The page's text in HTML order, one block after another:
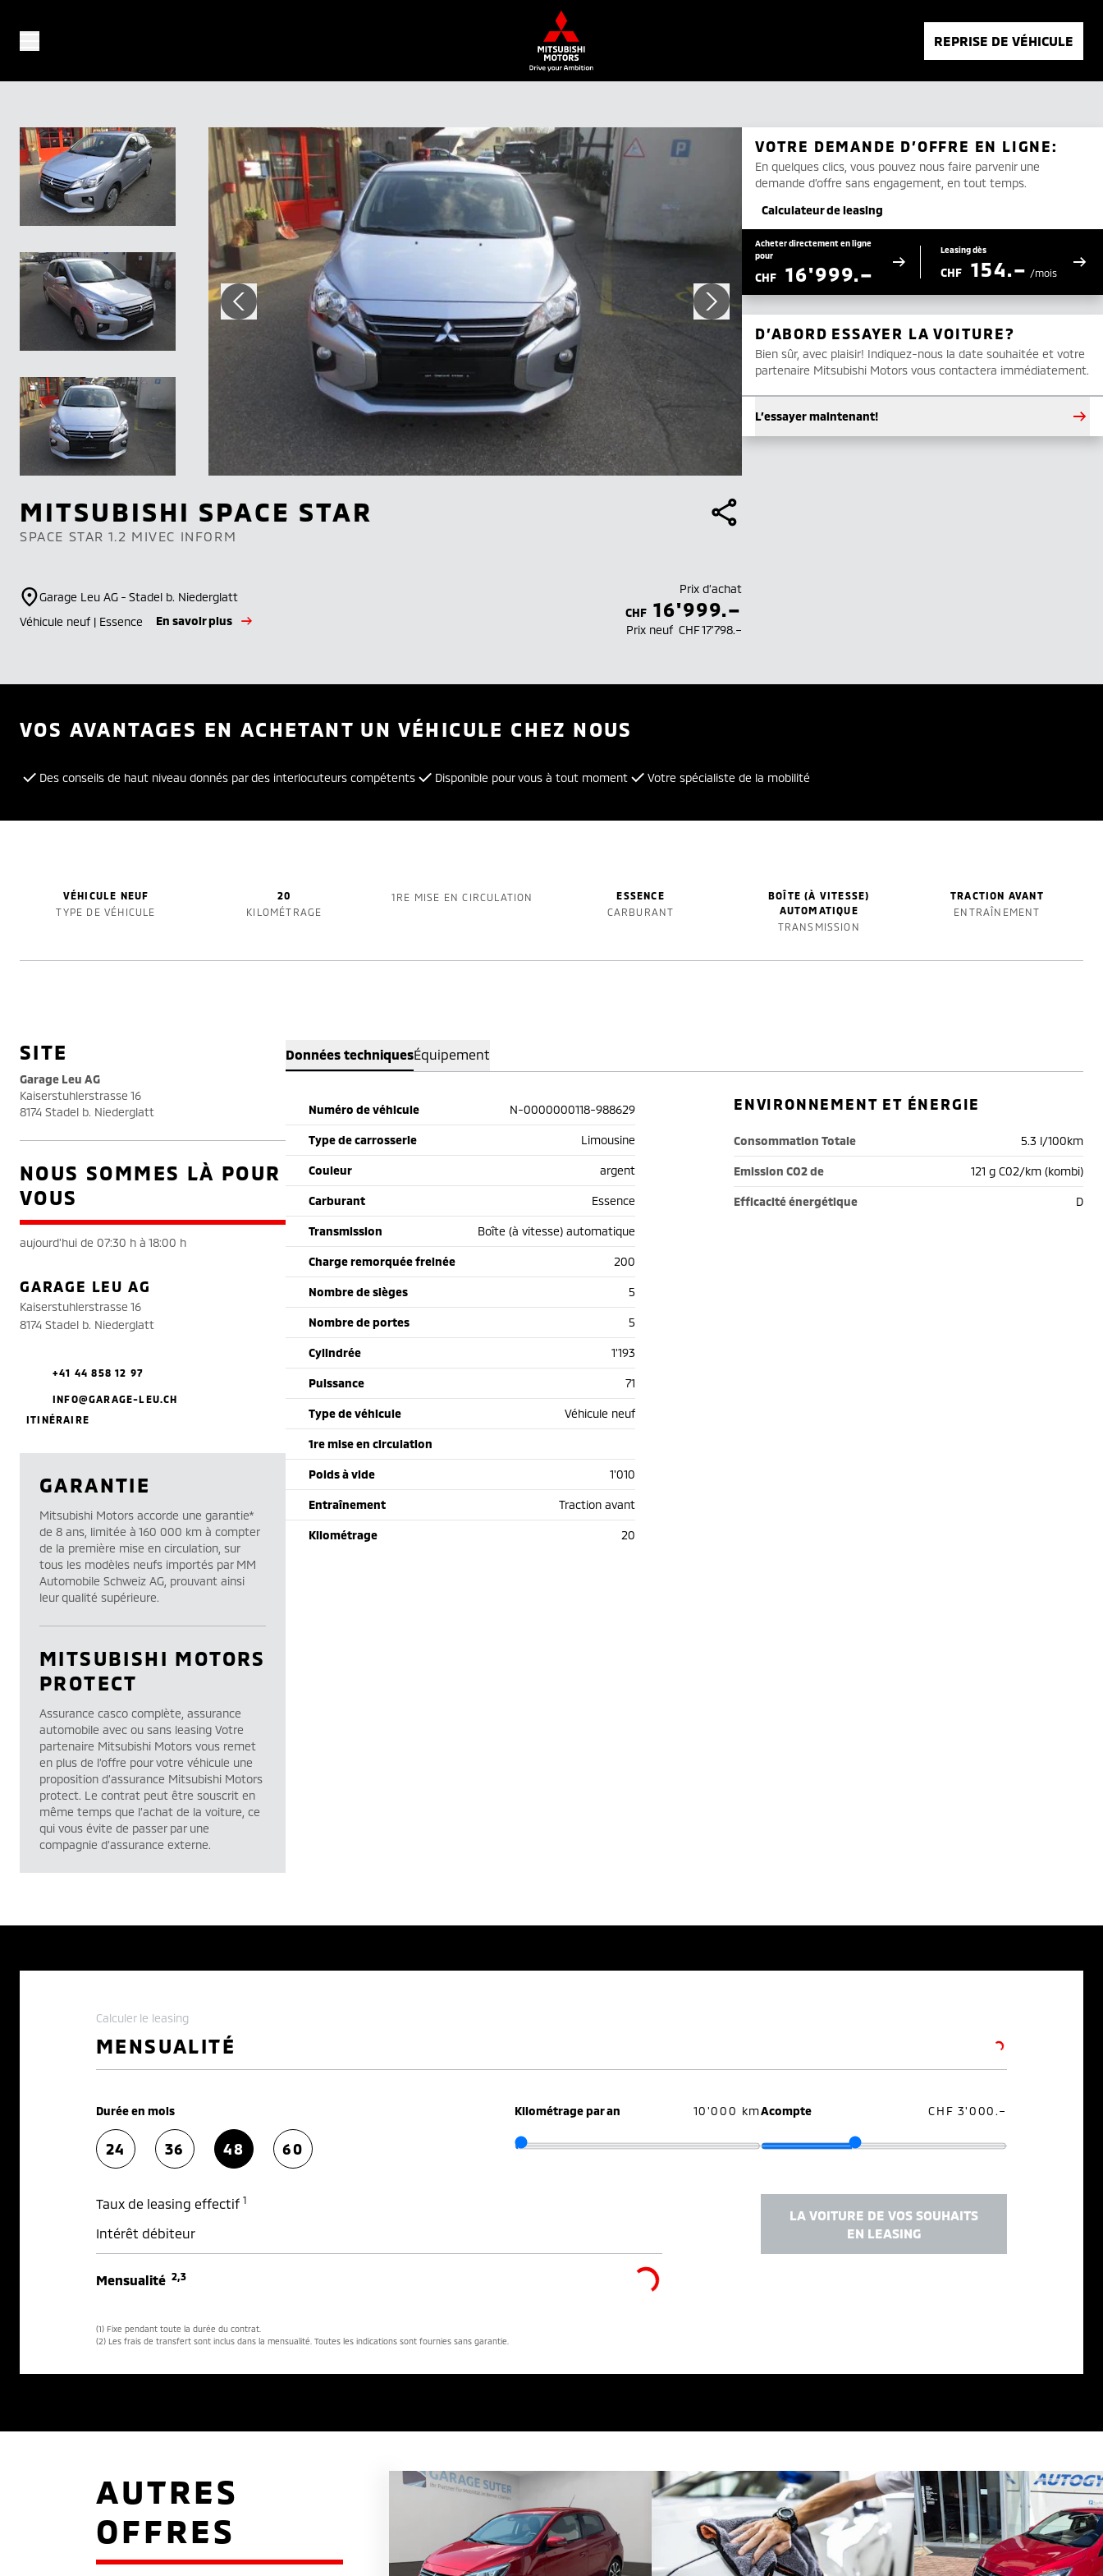
REPRISE DE VÉHICULE
MITSUBISHI SPACE STAR
SPACE STAR 1.2 MIVEC INFORM
Garage Leu AG - Stadel b. Niederglatt
Véhicule neuf | Essence
En savoir plus
Prix d’achat
CHF 16'999.–
Prix neuf CHF 17'798.–
VOTRE DEMANDE D’OFFRE EN LIGNE:
En quelques clics, vous pouvez nous faire parvenir une
demande d’offre sans engagement, en tout temps.
Calculateur de leasing
Acheter directement en ligne
pour
CHF 16'999.–
Leasing dès
CHF 154.– /mois
D’ABORD ESSAYER LA VOITURE?
Bien sûr, avec plaisir! Indiquez-nous la date souhaitée et votre
partenaire Mitsubishi Motors vous contactera immédiatement.
L’essayer maintenant!
VOS AVANTAGES EN ACHETANT UN VÉHICULE CHEZ NOUS
Des conseils de haut niveau donnés par des interlocuteurs compétents Disponible pour vous à tout moment Votre spécialiste de la mobilité
VÉHICULE NEUF
TYPE DE VÉHICULE
20
KILOMÉTRAGE
1RE MISE EN CIRCULATION
ESSENCE
CARBURANT
BOÎTE (À VITESSE)
AUTOMATIQUE
TRANSMISSION
TRACTION AVANT
ENTRAÎNEMENT
Données techniquesÉquipement
Numéro de véhicule N-0000000118-988629
Type de carrosserie Limousine
Couleur argent
Carburant Essence
Transmission Boîte (à vitesse) automatique
Charge remorquée freinée 200
Nombre de sièges 5
Nombre de portes 5
Cylindrée 1'193
Puissance 71
Type de véhicule Véhicule neuf
1re mise en circulation
Poids à vide 1'010
Entraînement Traction avant
Kilométrage 20
ENVIRONNEMENT ET ÉNERGIE
Consommation Totale 5.3 l/100km
Emission CO2 de 121 g C02/km (kombi)
Efficacité énergétique D
SITE
Garage Leu AG
Kaiserstuhlerstrasse 16
8174 Stadel b. Niederglatt
NOUS SOMMES LÀ POUR
VOUS
aujourd'hui de 07:30 h à 18:00 h
GARAGE LEU AG
Kaiserstuhlerstrasse 16
8174 Stadel b. Niederglatt
+41 44 858 12 97
INFO@GARAGE-LEU.CH
ITINÉRAIRE
GARANTIE
Mitsubishi Motors accorde une garantie*
de 8 ans, limitée à 160 000 km à compter
de la première mise en circulation, sur
tous les modèles neufs importés par MM
Automobile Schweiz AG, prouvant ainsi
leur qualité supérieure.
MITSUBISHI MOTORS
PROTECT
Assurance casco complète, assurance
automobile avec ou sans leasing Votre
partenaire Mitsubishi Motors vous remet
en plus de l’offre pour votre véhicule une
proposition d’assurance Mitsubishi Motors
protect. Le contrat peut être souscrit en
même temps que l’achat de la voiture, ce
qui vous évite de passer par une
compagnie d’assurance externe.
Calculer le leasing
MENSUALITÉ
Durée en mois
24 36 48 60
Kilométrage par an 10'000 kmAcompte CHF 3'000.–
Taux de leasing effectif 1
Intérêt débiteur
Mensualité 2,3
(1) Fixe pendant toute la durée du contrat.
(2) Les frais de transfert sont inclus dans la mensualité. Toutes les indications sont fournies sans garantie.
LA VOITURE DE VOS SOUHAITS
EN LEASING
AUTRES
OFFRES